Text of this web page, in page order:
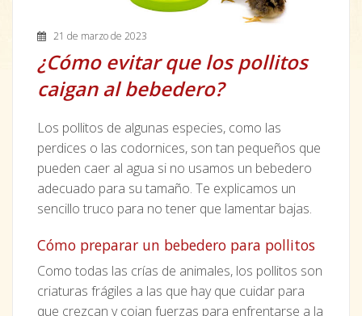
21 de marzo de 2023
¿Cómo evitar que los pollitos
caigan al bebedero?
Los pollitos de algunas especies, como las
perdices o las codornices, son tan pequeños que
pueden caer al agua si no usamos un bebedero
adecuado para su tamaño. Te explicamos un
sencillo truco para no tener que lamentar bajas.
Cómo preparar un bebedero para pollitos
Como todas las crías de animales, los pollitos son
criaturas frágiles a las que hay que cuidar para
que crezcan y cojan fuerzas para enfrentarse a la